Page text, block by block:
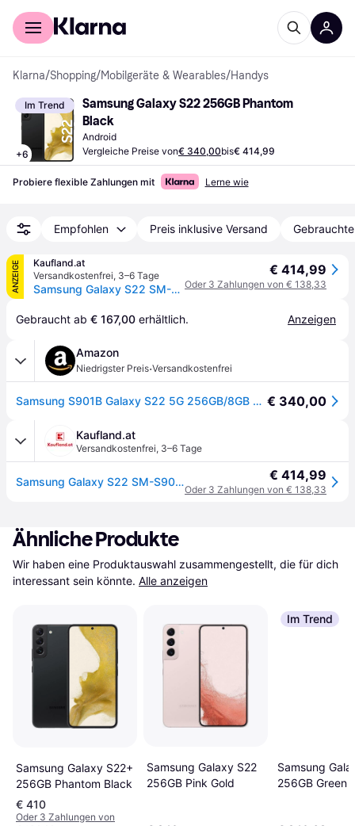
Für Shopper
Klarna/Shopping/Mobilgeräte & Wearables/Handys
Im Trend
+6
Samsung Galaxy S22 256GB Phantom
Black
Android
Vergleiche Preise von€ 340,00bis€ 414,99
Probiere flexible Zahlungen mit Lerne wie
Empfohlen Preis inklusive Versand
ANZEIGE
Kaufland.at
Versandkostenfrei, 3–6 Tage
Samsung Galaxy S22 SM-S901B, 15,5 cm (6.1"), 8 GB, 256 GB, 50 MP, Android 12, Schwarz
€ 414,99
Oder 3 Zahlungen von € 138,33
Gebraucht ab € 167,00 erhältlich. Anzeigen
Amazon
Niedrigster Preis·Versandkostenfrei
Samsung S901B Galaxy S22 5G 256GB/8GB RAM Dual-SIM Phantom-Black € 340,00
Kaufland.at
Versandkostenfrei, 3–6 Tage
Samsung Galaxy S22 SM-S901B, 15,5 cm (6.1"), 8 GB, 256 GB, 50 MP, Android 12, Schwarz € 414,99
Oder 3 Zahlungen von € 138,33
Ähnliche Produkte
Wir haben eine Produktauswahl zusammengestellt, die für dich
interessant sein könnte. Alle anzeigen
Samsung Galaxy S22+
256GB Phantom Black
€ 410
Oder 3 Zahlungen von
Samsung Galaxy S22
256GB Pink Gold
Im Trend
Samsung
256GB Green